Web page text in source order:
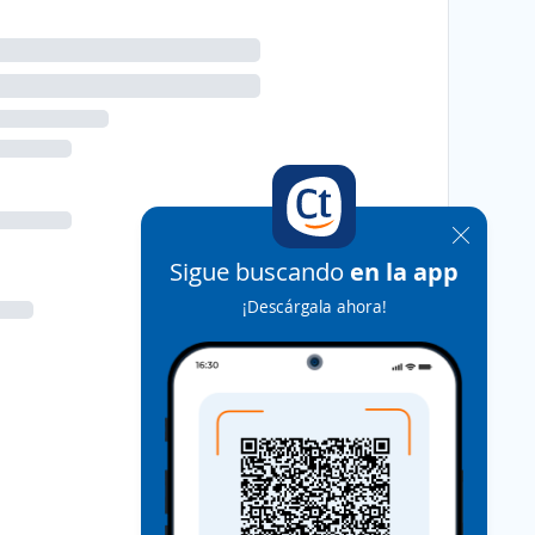
Sigue buscando en la app
¡Descárgala ahora!